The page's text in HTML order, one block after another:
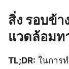
สิ่ง รอบข้า
แวดล้อมท
TL;DR: ในการ